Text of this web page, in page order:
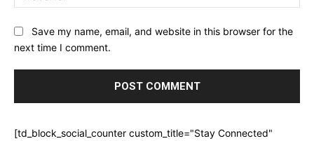
Save my name, email, and website in this browser for the
next time I comment.
[td_block_social_counter custom_title="Stay Connected"